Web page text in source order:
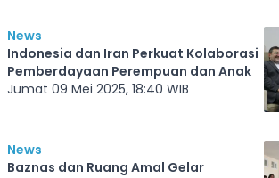
News
Indonesia dan Iran Perkuat Kolaborasi
Pemberdayaan Perempuan dan Anak
Jumat 09 Mei 2025, 18:40 WIB
News
Baznas dan Ruang Amal Gelar